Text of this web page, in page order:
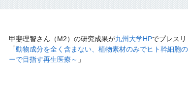
甲斐理智さん（M2）の研究成果が九州大学HPでプレス
「動物成分を全く含まない、植物素材のみでヒト幹細
ーで目指す再生医療～ 」